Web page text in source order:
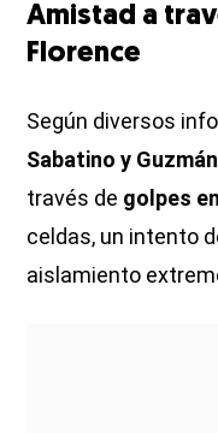
Amistad a
Florence
Según diversos
Sabatino y Guzmán
través de golpes
celdas, un intento
aislamiento